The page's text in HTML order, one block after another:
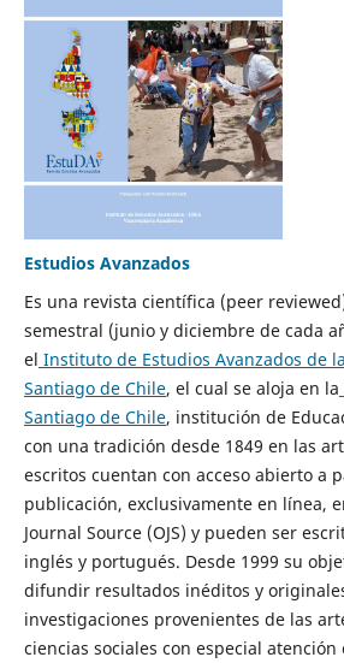
Estudios Avanzados
Es una revista científica (peer
semestral (junio y diciembre de cada
el Instituto de Estudios Avanzados de
Santiago de Chile, el cual se aloja en la
Santiago de Chile, institución de
con una tradición desde 1849 en las
escritos cuentan con acceso abierto a
publicación, exclusivamente en línea,
Journal Source (OJS) y pueden ser
inglés y portugués. Desde 1999 su
difundir resultados inéditos y
investigaciones provenientes de las
ciencias sociales con especial atención